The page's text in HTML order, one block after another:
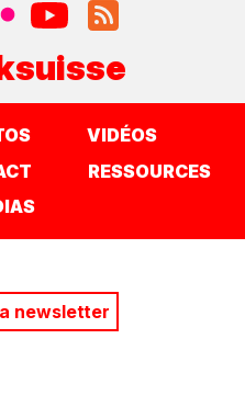
VIDÉOS
RESSOURCES
newsletter